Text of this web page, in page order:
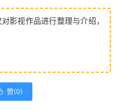
影视作品进行整理与介绍，
赞(0)